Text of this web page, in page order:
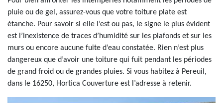
pluie ou de gel, assurez-vous que votre toiture plate est
étanche. Pour savoir si elle l’est ou pas, le signe le plus évident
est l’inexistence de traces d’humidité sur les plafonds et sur les
murs ou encore aucune fuite d’eau constatée. Rien n’est plus
dangereux que d’avoir une toiture qui fuit pendant les périodes
de grand froid ou de grandes pluies. Si vous habitez à Pereuil,
dans le 16250, Hortica Couverture est l’adresse à retenir.